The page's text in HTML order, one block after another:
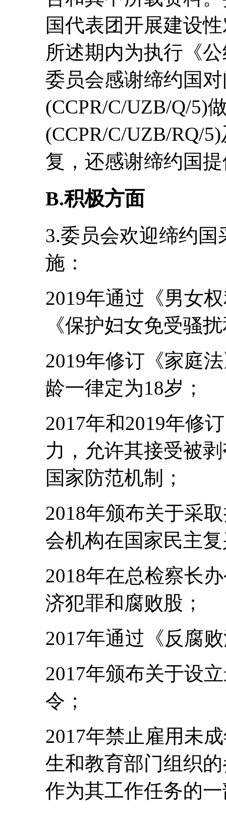
国代表团开展建设
所述期内为执行《
委员会感谢缔约国
(CCPR/C/UZB/Q/5)
(CCPR/C/UZB/RQ/
复，还感谢缔约国
B.积极方面
3.委员会欢迎缔约
施：
2019年通过《男女
《保护妇女免受骚
2019年修订《家庭
龄一律定为18岁；
2017年和2019年修
力，允许其接受被
国家防范机制；
2018年颁布关于采
会机构在国家民主
2018年在总检察长
济犯罪和腐败股；
2017年通过《反腐
2017年颁布关于设
令；
2017年禁止雇用未
生和教育部门组织
作为其工作任务的